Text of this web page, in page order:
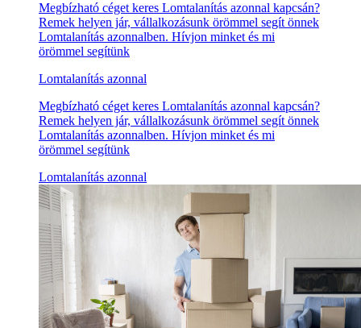
Megbízható céget keres Lomtalanítás azonnal kapcsán?
Remek helyen jár, vállalkozásunk örömmel segít önnek
Lomtalanítás azonnalben. Hívjon minket és mi
örömmel segítünk
Lomtalanítás azonnal
Megbízható céget keres Lomtalanítás azonnal kapcsán?
Remek helyen jár, vállalkozásunk örömmel segít önnek
Lomtalanítás azonnalben. Hívjon minket és mi
örömmel segítünk
Lomtalanítás azonnal